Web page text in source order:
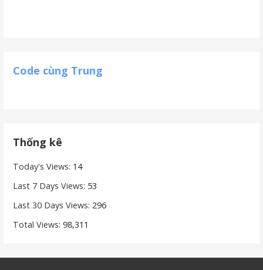
Code cùng Trung
Thống kê
Today's Views: 14
Last 7 Days Views: 53
Last 30 Days Views: 296
Total Views:98,311